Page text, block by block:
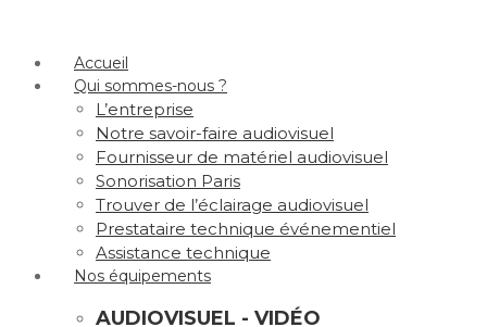
Accueil
Qui sommes-nous ?
L’entreprise
Notre savoir-faire audiovisuel
Fournisseur de matériel audiovisuel
Sonorisation Paris
Trouver de l’éclairage audiovisuel
Prestataire technique événementiel
Assistance technique
Nos équipements
AUDIOVISUEL - VIDÉO